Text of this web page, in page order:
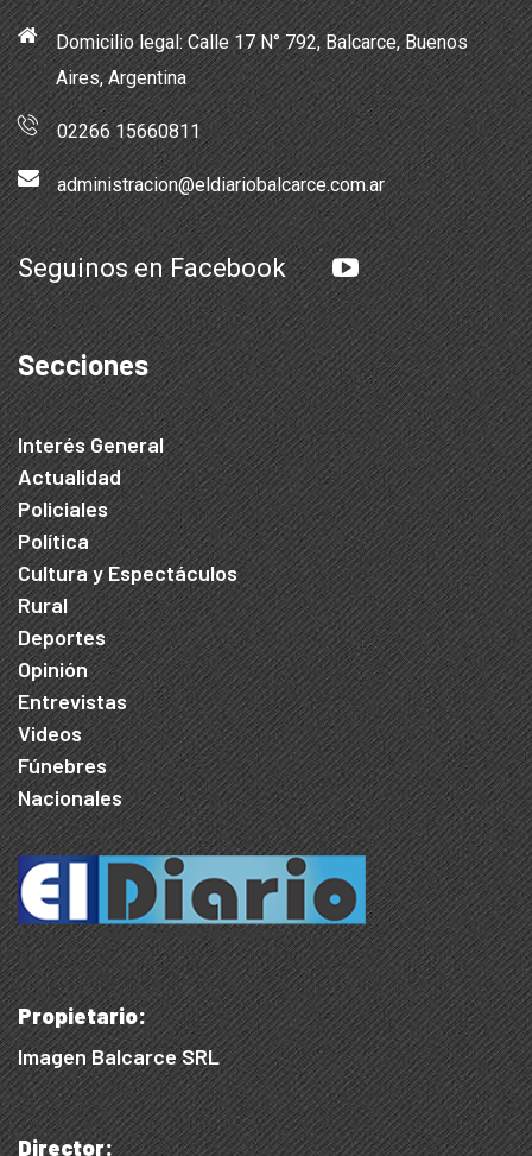
Domicilio legal: Calle 17 N° 792, Balcarce, Buenos
Aires, Argentina
02266 15660811
administracion@eldiariobalcarce.com.ar
Seguinos en Facebook
Secciones
Interés General
Actualidad
Policiales
Política
Cultura y Espectáculos
Rural
Deportes
Opinión
Entrevistas
Videos
Fúnebres
Nacionales
Propietario:
Imagen Balcarce SRL
Director: